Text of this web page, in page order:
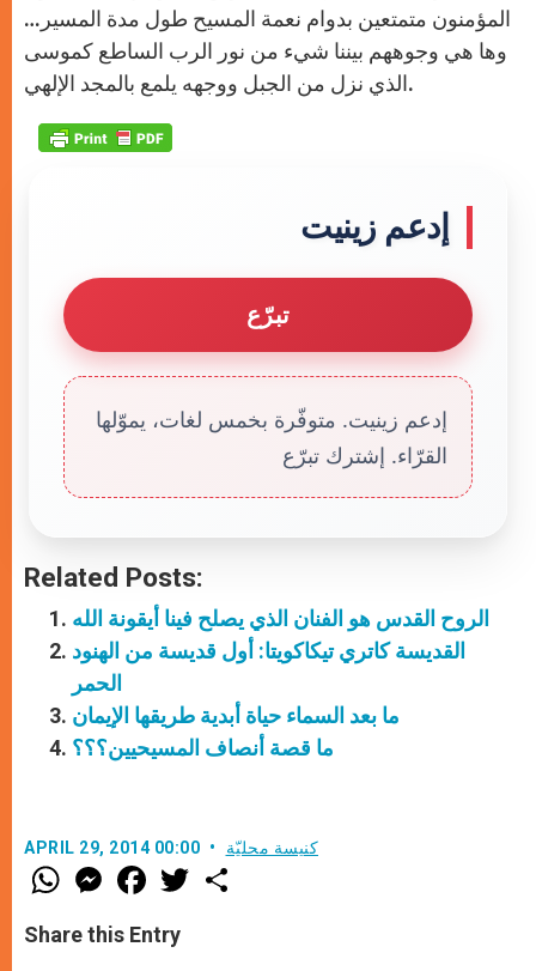
المؤمنون متمتعين بدوام نعمة المسيح طول مدة المسير…
وها هي وجوههم بيننا شيء من نور الرب الساطع كموسى
الذي نزل من الجبل ووجهه يلمع بالمجد الإلهي.
إدعم زينيت
تبرّع
إدعم زينيت. متوفّرة بخمس لغات، يموّلها
القرّاء. إشترك تبرّع
Related Posts:
الروح القدس هو الفنان الذي يصلح فينا أيقونة الله
القديسة كاتري تيكاكويتا: أول قديسة من الهنود
الحمر
ما بعد السماء حياة أبدية طريقها الإيمان
ما قصة أنصاف المسيحيين؟؟؟
APRIL 29, 2014 00:00 كنيسة محليّة
W
h
t
s
M
e
s
e
F
a
e
b
w
Share this Entry